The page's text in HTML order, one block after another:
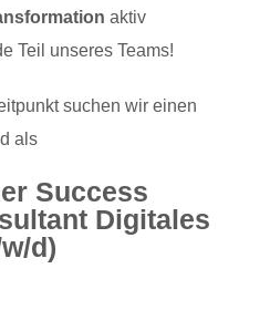
aktiv
Teil unseres Teams!
suchen wir einen
als
Success
Digitales
d)